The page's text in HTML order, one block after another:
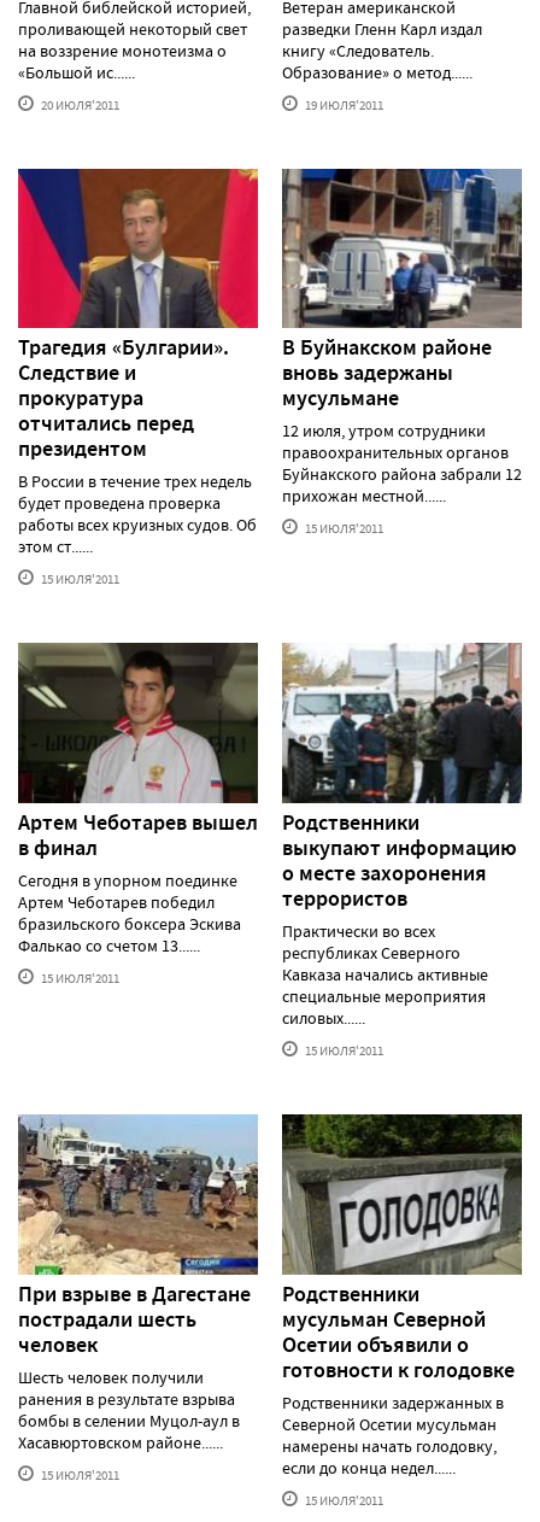
Главной библейской историей,
проливающей некоторый свет
на воззрение монотеизма о
«Большой ис......
20 ИЮЛЯ'2011
Ветеран американской
разведки Гленн Карл издал
книгу «Следователь.
Образование» о метод......
19 ИЮЛЯ'2011
Трагедия «Булгарии».
Следствие и
прокуратура
отчитались перед
президентом
В России в течение трех недель
будет проведена проверка
работы всех круизных судов. Об
этом ст......
15 ИЮЛЯ'2011
В Буйнакском районе
вновь задержаны
мусульмане
12 июля, утром сотрудники
правоохранительных органов
Буйнакского района забрали 12
прихожан местной......
15 ИЮЛЯ'2011
Артем Чеботарев вышел
в финал
Сегодня в упорном поединке
Артем Чеботарев победил
бразильского боксера Эскива
Фалькао со счетом 13......
15 ИЮЛЯ'2011
Родственники
выкупают информацию
о месте захоронения
террористов
Практически во всех
республиках Северного
Кавказа начались активные
специальные мероприятия
силовых......
15 ИЮЛЯ'2011
При взрыве в Дагестане
пострадали шесть
человек
Шесть человек получили
ранения в результате взрыва
бомбы в селении Муцол-аул в
Хасавюртовском районе......
15 ИЮЛЯ'2011
Родственники
мусульман Северной
Осетии объявили о
готовности к голодовке
Родственники задержанных в
Северной Осетии мусульман
намерены начать голодовку,
если до конца недел......
15 ИЮЛЯ'2011